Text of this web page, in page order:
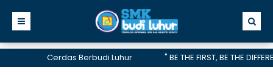
Cerdas Berbudi Luhur
" BE THE FIRST, BE THE
telah menerima akreditasi A hingga 2028